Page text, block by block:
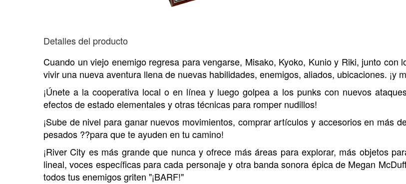
Detalles del producto
Cuando un viejo enemigo regresa para vengarse, Misako, Kyoko, Kunio y Riki, junto
vivir una nueva aventura llena de nuevas habilidades, enemigos, aliados, ubicaciones. ¡y
¡Únete a la cooperativa local o en línea y luego golpea a los punks con nuevos
efectos de estado elementales y otras técnicas para romper nudillos!
¡Sube de nivel para ganar nuevos movimientos, comprar artículos y accesorios en más
pesados ??para que te ayuden en tu camino!
¡River City es más grande que nunca y ofrece más áreas para explorar, más objetos
lineal, voces específicas para cada personaje y otra banda sonora épica de Megan
todos tus enemigos griten "¡BARF!"